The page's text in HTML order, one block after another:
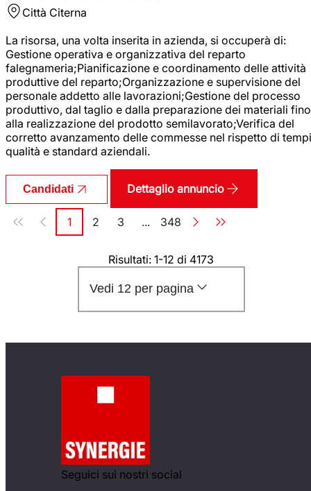
Città Citerna
La risorsa, una volta inserita in azienda, si occuperà di:
Gestione operativa e organizzativa del reparto
falegnameria;Pianificazione e coordinamento delle attività
produttive del reparto;Organizzazione e supervisione del
personale addetto alle lavorazioni;Gestione del processo
produttivo, dal taglio e dalla preparazione dei materiali fino
alla realizzazione del prodotto semilavorato;Verifica del
corretto avanzamento delle commesse nel rispetto di
qualità e standard aziendali.
Candidati Dettaglio annuncio
Paginazione
Pagina
1 Pagina
2 Pagina
3 ... Pagina
348
Risultati: 1-12 di 4173
Vedi 12 per pagina
Seguici sui nostri social